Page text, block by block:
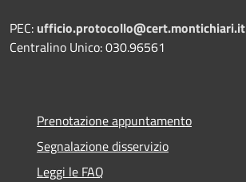
PEC: ufficio.protocollo@cert.montichiari.it
Centralino Unico: 030.96561
Prenotazione appuntamento
Segnalazione disservizio
Leggi le FAQ